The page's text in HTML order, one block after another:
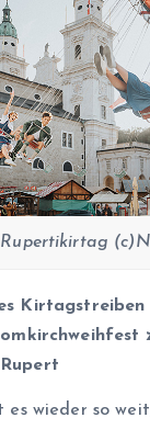
Kirtagstreiben
es wieder so